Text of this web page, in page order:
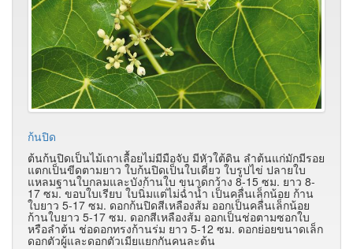
ก้นปิด
ต้นก้นปิดเป็นไม้เถาเลื้อยไม่มีมือจับ มีหัวใต้ดิน ลำต้นแก่มักมีรอย
แตกเป็นขีดตามยาว ใบก้นปิดเป็นใบเดี่ยว ใบรูปไข่ ปลายใบ
แหลมฐานใบกลมและบังก้านใบ ขนาดกว้าง 8-15 ซม. ยาว 8-
17 ซม. ขอบใบเรียบ ใบนิ่มแต่ไม่ฉ่ำน้ำ เป็นคลื่นเล็กน้อย ก้าน
ใบยาว 5-17 ซม. ดอกก้นปิดสีเหลืองส้ม ออกเป็นคลื่นเล็กน้อย
ก้านใบยาว 5-17 ซม. ดอกสีเหลืองส้ม ออกเป็นช่อตามซอกใบ
หรือลำต้น ช่อดอกทรงก้านร่ม ยาว 5-12 ซม. ดอกย่อยขนาดเล็ก
ดอกตัวผู้และดอกตัวเมียแยกกันคนละต้น